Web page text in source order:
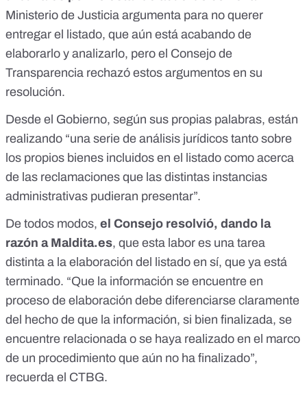
Ministerio de Justicia argumenta para no querer
entregar el listado, que aún está acabando de
elaborarlo y analizarlo, pero el Consejo de
Transparencia rechazó estos argumentos en su
resolución.
Desde el Gobierno, según sus propias palabras, están
realizando “una serie de análisis jurídicos tanto sobre
los propios bienes incluidos en el listado como acerca
de las reclamaciones que las distintas instancias
administrativas pudieran presentar”.
De todos modos, el Consejo resolvió, dando la
razón a Maldita.es, que esta labor es una tarea
distinta a la elaboración del listado en sí, que ya está
terminado. “Que la información se encuentre en
proceso de elaboración debe diferenciarse claramente
del hecho de que la información, si bien finalizada, se
encuentre relacionada o se haya realizado en el marco
de un procedimiento que aún no ha finalizado”,
recuerda el CTBG.